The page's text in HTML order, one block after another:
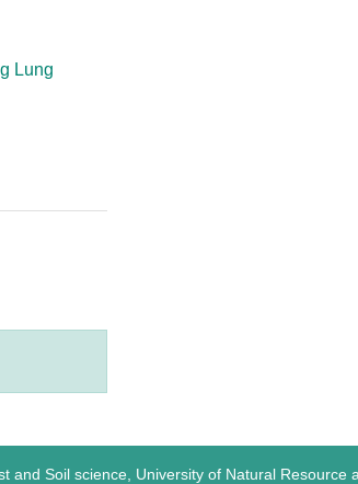
Lung
Soil science, University of Natural Resource